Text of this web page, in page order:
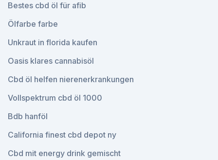
Bestes cbd öl für afib
Ölfarbe farbe
Unkraut in florida kaufen
Oasis klares cannabisöl
Cbd öl helfen nierenerkrankungen
Vollspektrum cbd öl 1000
Bdb hanföl
California finest cbd depot ny
Cbd mit energy drink gemischt